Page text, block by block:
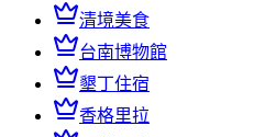
清境美食
台南博物館
墾丁住宿
香格里拉